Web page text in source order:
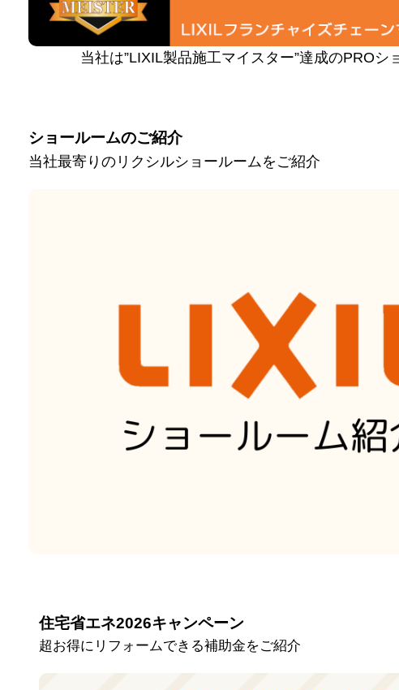
当社は”LIXIL製品施工マイスター”達成のPROシ
ショールームのご紹介
当社最寄りのリクシルショールームをご紹介
住宅省エネ2026キャンペーン
超お得にリフォームできる補助金をご紹介